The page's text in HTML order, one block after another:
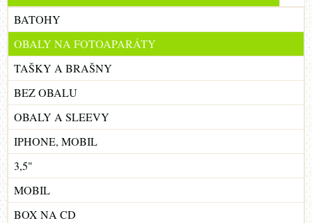
BATOHY
OBALY NA FOTOAPARÁTY
TAŠKY A BRAŠNY
BEZ OBALU
OBALY A SLEEVY
IPHONE, MOBIL
3,5"
MOBIL
BOX NA CD